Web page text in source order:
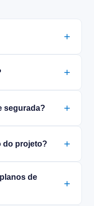
segurada?
do projeto?
de